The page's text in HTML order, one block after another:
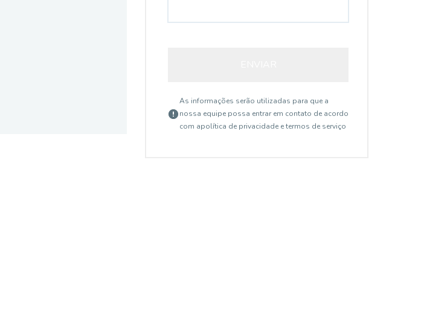
As informações serão utilizadas para que a
nossa equipe possa entrar em contato de acordo
com apolítica de privacidade e termos de serviço